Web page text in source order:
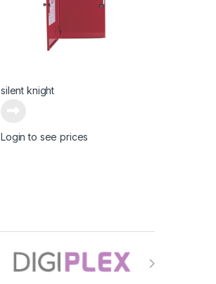
silent knight
Login to see prices